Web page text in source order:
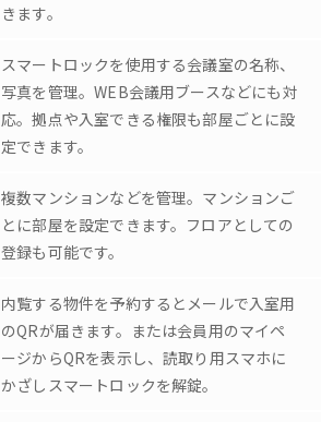
きます。
スマートロックを使用する会議室の名称、
写真を管理。WEB会議用ブースなどにも対
応。拠点や入室できる権限も部屋ごとに設
定できます。
複数マンションなどを管理。マンションご
とに部屋を設定できます。フロアとしての
登録も可能です。
内覧する物件を予約するとメールで入室用
のQRが届きます。または会員用のマイペ
ージからQRを表示し、読取り用スマホに
かざしスマートロックを解錠。